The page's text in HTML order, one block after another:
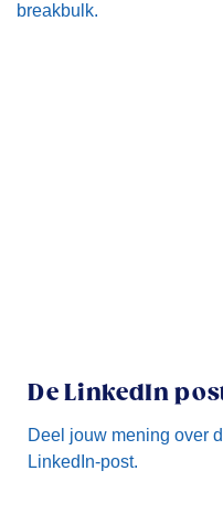
breakbulk.
De LinkedIn
Deel jouw mening over
LinkedIn-post.